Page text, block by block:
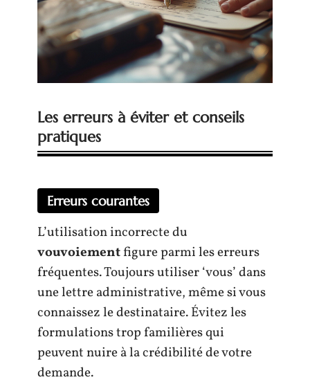
Les erreurs à éviter et conseils
pratiques
Erreurs courantes
L’utilisation incorrecte du
vouvoiementfigure parmi les erreurs
fréquentes. Toujours utiliser ‘vous’ dans
une lettre administrative, même si vous
connaissez le destinataire. Évitez les
formulations trop familières qui
peuvent nuire à la crédibilité de votre
demande.